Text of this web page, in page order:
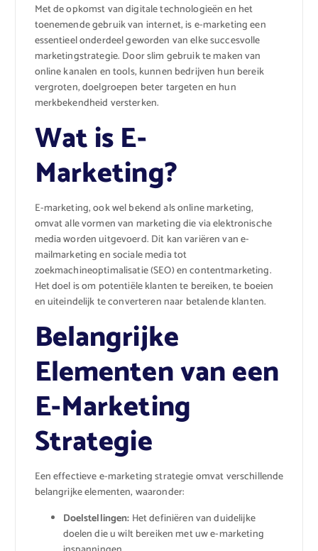
Met de opkomst van digitale technologieën en het
toenemende gebruik van internet, is e-marketing een
essentieel onderdeel geworden van elke succesvolle
marketingstrategie. Door slim gebruik te maken van
online kanalen en tools, kunnen bedrijven hun bereik
vergroten, doelgroepen beter targeten en hun
merkbekendheid versterken.
Wat is E-
Marketing?
E-marketing, ook wel bekend als online marketing,
omvat alle vormen van marketing die via elektronische
media worden uitgevoerd. Dit kan variëren van e-
mailmarketing en sociale media tot
zoekmachineoptimalisatie (SEO) en contentmarketing.
Het doel is om potentiële klanten te bereiken, te boeien
en uiteindelijk te converteren naar betalende klanten.
Belangrijke
Elementen van een
E-Marketing
Strategie
Een effectieve e-marketing strategie omvat verschillende
belangrijke elementen, waaronder:
Doelstellingen: Het definiëren van duidelijke
doelen die u wilt bereiken met uw e-marketing